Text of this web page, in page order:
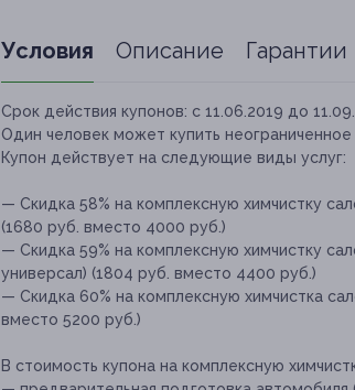
Условия Описание Гарантии
Срок действия купонов: с 11.06.2019 до
Один человек может купить
Купон действует на следующие виды услуг:
— Скидка 58% на комплексную химчистку
(1680 руб. вместо 4000 руб.)
— Скидка 59% на комплексную химчистку
универсал) (1804 руб. вместо 4400 руб.)
— Скидка 60% на комплексную химчистка
вместо 5200 руб.)
В стоимость купона на комплексную